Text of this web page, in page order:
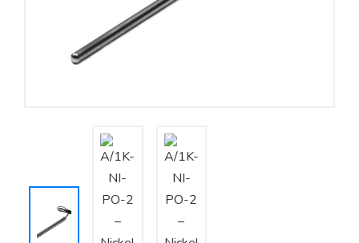
Nhà sản xuất thiết bị điều khiển
Cung cấp giải pháp quản lý cho toà nhà (BMS)
Tư vấn – Thiết kế – Cung cấp thiết bị HVAC
Tư vấn thiết kế, thi công tủ điều khiển
Thi công – Lắp đặt hệ thống HVAC